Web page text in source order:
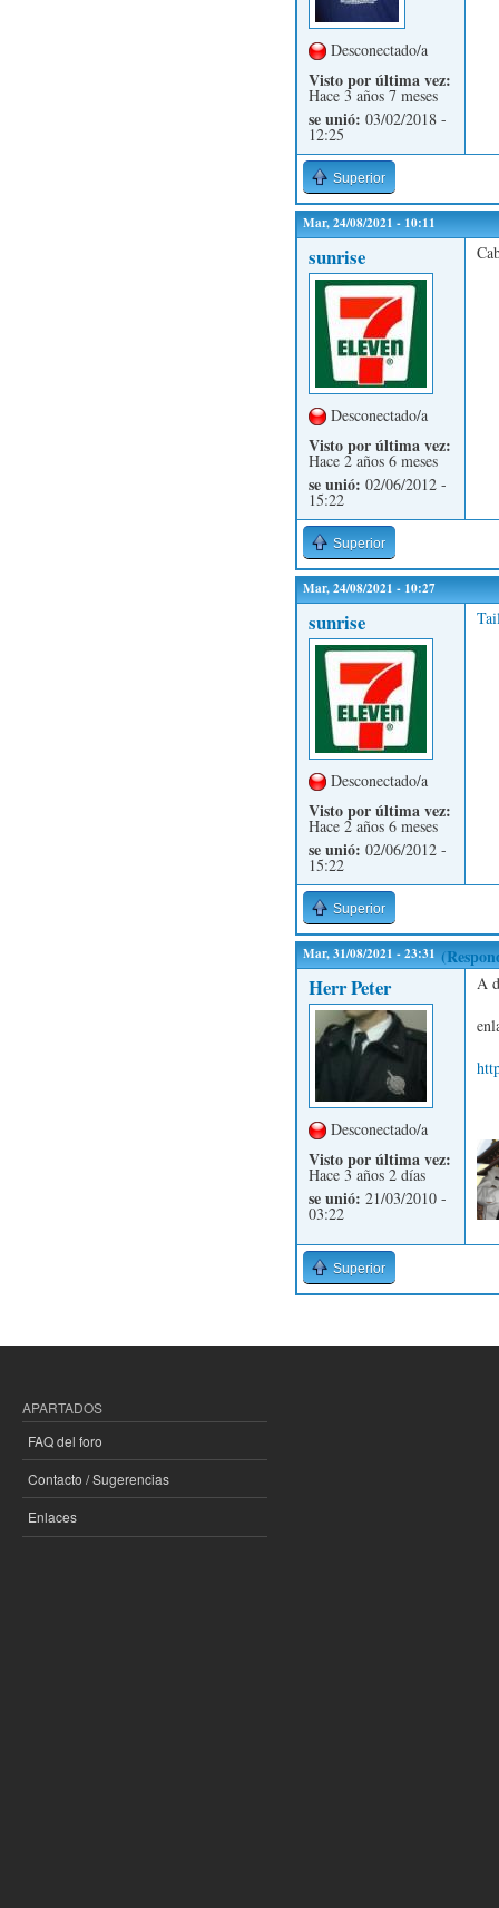
Desconectado/a
Visto por última vez:
Hace 3 años 7 meses
se unió: 03/02/2018 -
12:25
Superior
Mar, 24/08/2021 - 10:11
sunrise
Desconectado/a
Visto por última vez:
Hace 2 años 6 meses
se unió: 02/06/2012 -
15:22
Superior
Mar, 24/08/2021 - 10:27
sunrise
Desconectado/a
Visto por última vez:
Hace 2 años 6 meses
se unió: 02/06/2012 -
15:22
Superior
Mar, 31/08/2021 - 23:31
Herr Peter
Desconectado/a
Visto por última vez:
Hace 3 años 2 días
se unió: 21/03/2010 -
03:22
A
Superior
APARTADOS
FAQ del foro
Contacto / Sugerencias
Enlaces